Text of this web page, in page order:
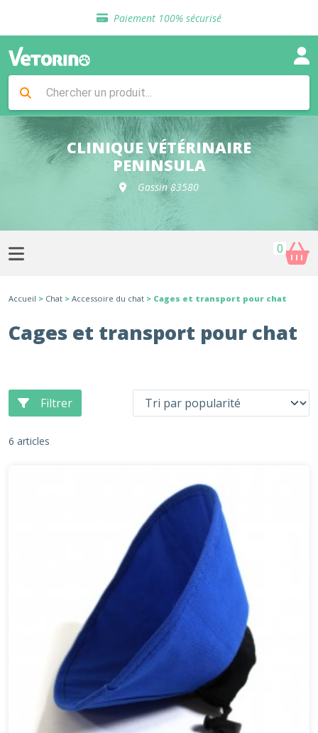
Paiement 100% sécurisé
Livraison gratuite en clinique vétérinaire
Sélection de croquettes vétérinaire
Livraison gratuite en clinique vétérinaire
Retour gratuit en clinique
Sélection de croquettes vétérinaire
CLINIQUE VÉTÉRINAIRE
PENINSULA
Gassin 83580
0
Accueil > Chat > Accessoire du chat > Cages et transport pour chat
Cages et transport pour chat
Filtrer
6 articles